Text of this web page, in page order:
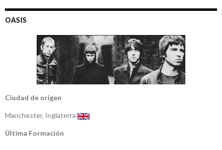
OASIS
Ciudad de origen
Manchester, Inglaterra
Última Formación